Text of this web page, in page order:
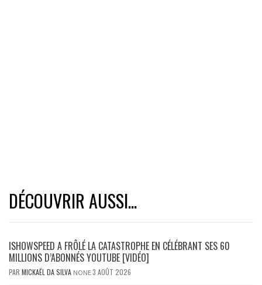
DÉCOUVRIR AUSSI...
ISHOWSPEED A FRÔLÉ LA CATASTROPHE EN CÉLÉBRANT SES 60
MILLIONS D’ABONNÉS YOUTUBE [VIDÉO]
PAR MICKAËL DA SILVA NONE3 AOÛT 2026